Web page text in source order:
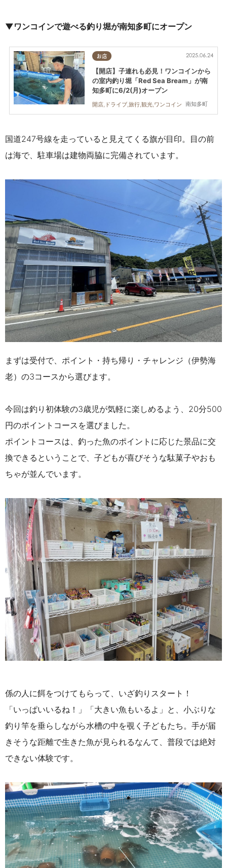
▼ワンコインで遊べる釣り堀が南知多町にオープン
お店
南知多町
2025.06.24
【開店】子連れも必見！ワンコインから
の室内釣り堀「Red Sea Bream」が南
知多町に6/2(月)オープン
開店,ドライブ,旅行,観光,ワンコイン
国道247号線を走っていると見えてくる旗が目印。目の前
は海で、駐車場は建物両脇に完備されています。
まずは受付で、ポイント・持ち帰り・チャレンジ（伊勢海
老）の3コースから選びます。
今回は釣り初体験の3歳児が気軽に楽しめるよう、 20分500
円のポイントコースを選びました。
ポイントコースは、釣った魚のポイントに応じた景品に交
換できるということで、子どもが喜びそうな駄菓子やおも
ちゃが並んでいます。
係の人に餌をつけてもらって、いざ釣りスタート！
「いっぱいいるね！」「大きい魚もいるよ」と、小ぶりな
釣り竿を垂らしながら水槽の中を覗く子どもたち。手が届
きそうな距離で生きた魚が見られるなんて、普段では絶対
できない体験です。